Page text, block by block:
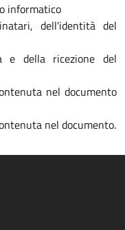
informatico
dell'identità del
e della ricezione del
nel documento
nel documento.